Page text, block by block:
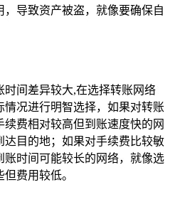
导致资产被盗，就像要确保自
间差异较大,在选择转账网络
情况进行明智选择，如果对转账
费相对较高但到账速度快的网
目的地；如果对手续费比较敏
时间可能较长的网络，就像选
费用较低。